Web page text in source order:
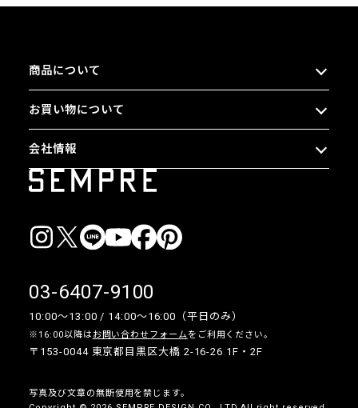
商品について
お買い物について
会社情報
03-6407-9100
10:00〜13:00 / 14:00〜16:00（平日のみ）
※16:00以降は お問い合わせフォームをご利用ください。
〒153-0044 東京都目黒区大橋 2-16-26 1F・2F
写真及び文章の無断使用を禁じます。